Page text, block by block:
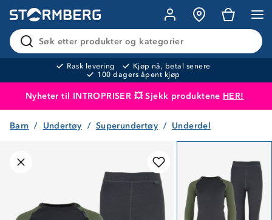
Søk etter produkter og kategorier
Rask levering
Kjøp nå, betal senere
100 dagers åpent kjøp
Nyheter til INTROPRISER 💥 Sjekk produktene HER!
Produktet er lagt i handlekurven Til kassen
Barn Undertøy Superundertøy Underdel